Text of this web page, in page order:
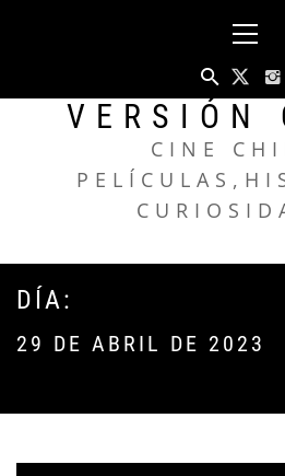
VERSIÓN
CINE
DÍA:
29 DE ABRIL DE 2023